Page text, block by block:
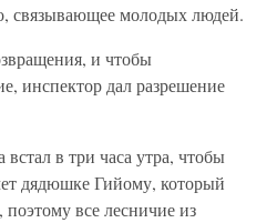
связывающее молодых людей.
и чтобы
инспектор дал разрешение
в три часа утра, чтобы
дядюшке Гийому, который
все лесничие из